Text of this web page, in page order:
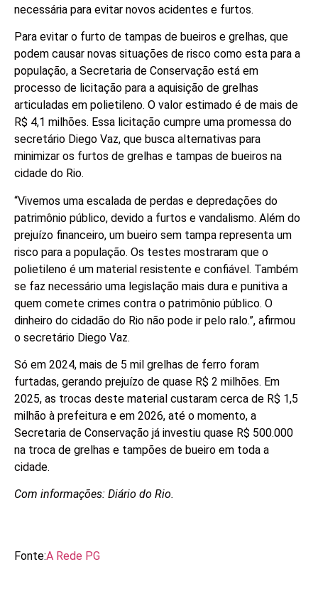
necessária para evitar novos acidentes e furtos.
Para evitar o furto de tampas de bueiros e grelhas, que
podem causar novas situações de risco como esta para a
população, a Secretaria de Conservação está em
processo de licitação para a aquisição de grelhas
articuladas em polietileno. O valor estimado é de mais de
R$ 4,1 milhões. Essa licitação cumpre uma promessa do
secretário Diego Vaz, que busca alternativas para
minimizar os furtos de grelhas e tampas de bueiros na
cidade do Rio.
“Vivemos uma escalada de perdas e depredações do
patrimônio público, devido a furtos e vandalismo. Além do
prejuízo financeiro, um bueiro sem tampa representa um
risco para a população. Os testes mostraram que o
polietileno é um material resistente e confiável. Também
se faz necessário uma legislação mais dura e punitiva a
quem comete crimes contra o patrimônio público. O
dinheiro do cidadão do Rio não pode ir pelo ralo.”, afirmou
o secretário Diego Vaz.
Só em 2024, mais de 5 mil grelhas de ferro foram
furtadas, gerando prejuízo de quase R$ 2 milhões. Em
2025, as trocas deste material custaram cerca de R$ 1,5
milhão à prefeitura e em 2026, até o momento, a
Secretaria de Conservação já investiu quase R$ 500.000
na troca de grelhas e tampões de bueiro em toda a
cidade.
Com informações: Diário do Rio.
Fonte:A Rede PG